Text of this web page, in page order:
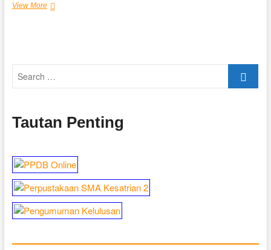
View MoreParade
Tautan Penting